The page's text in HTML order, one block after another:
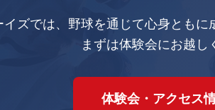
ズでは、野球を通じて心身ともに
まずは体験会にお越し
体験会・アクセス